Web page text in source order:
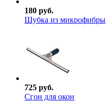
180 руб.
Шубка из микрофибры
725 руб.
Сгон для окон